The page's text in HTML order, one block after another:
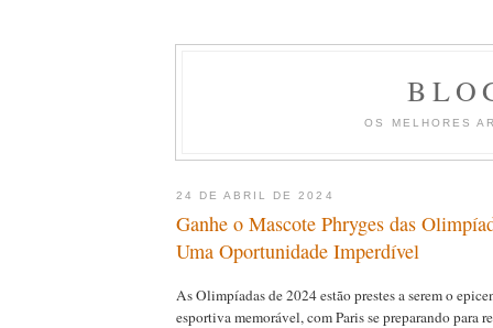
OS MELHORES
24 DE ABRIL DE 2024
Ganhe o Mascote Phryges das
Uma Oportunidade Imperdível
As Olimpíadas de 2024 estão prestes a serem o
esportiva memorável, com Paris se preparando para